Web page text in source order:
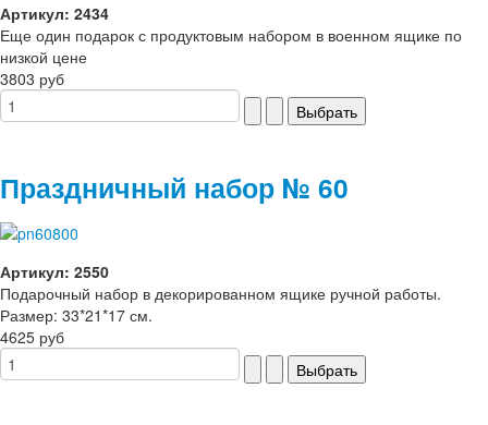
Артикул: 2434
Еще один подарок с продуктовым набором в военном ящике по
низкой цене
3803 руб
Праздничный набор № 60
Артикул: 2550
Подарочный набор в декорированном ящике ручной работы.
Размер: 33*21*17 см.
4625 руб